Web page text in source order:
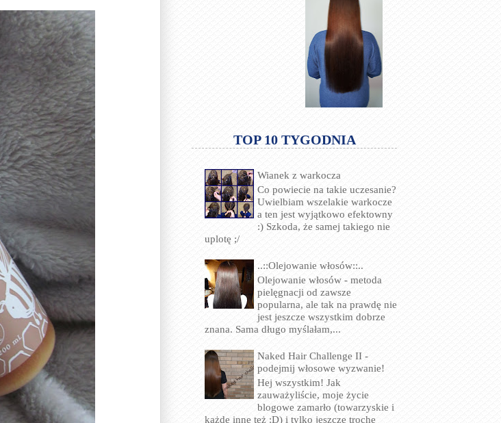
TOP 10 TYGODNIA
Wianek z warkocza
Co powiecie na takie uczesanie?
Uwielbiam wszelakie warkocze
a ten jest wyjątkowo efektowny
:) Szkoda, że samej takiego nie
uplotę ;/
..::Olejowanie włosów::..
Olejowanie włosów - metoda
pielęgnacji od zawsze
popularna, ale tak na prawdę nie
jest jeszcze wszystkim dobrze
znana. Sama długo myślałam,...
Naked Hair Challenge II -
podejmij włosowe wyzwanie!
Hej wszystkim! Jak
zauważyliście, moje życie
blogowe zamarło (towarzyskie i
każde inne też :D) i tylko jeszcze trochę